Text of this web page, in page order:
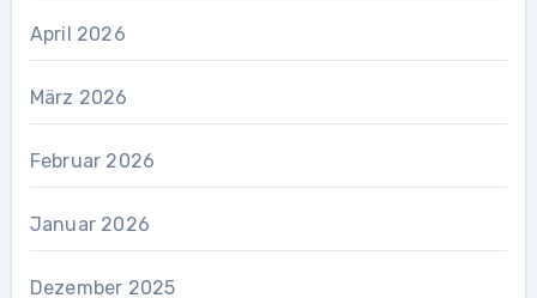
April 2026
März 2026
Februar 2026
Januar 2026
Dezember 2025